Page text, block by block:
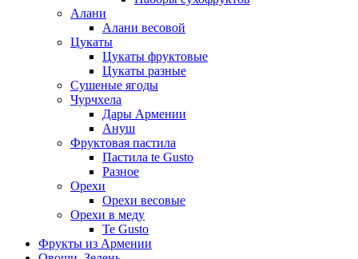
Алани
Алани весовой
Цукаты
Цукаты фруктовые
Цукаты разные
Сушеные ягоды
Чурчхела
Дары Армении
Ануш
Фруктовая пастила
Пастила te Gusto
Разное
Орехи
Орехи весовые
Орехи в меду
Te Gusto
Фрукты из Армении